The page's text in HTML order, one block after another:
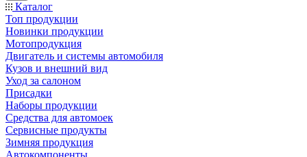
Каталог
Топ продукции
Новинки продукции
Мотопродукция
Двигатель и системы автомобиля
Кузов и внешний вид
Уход за салоном
Присадки
Наборы продукции
Средства для автомоек
Сервисные продукты
Зимняя продукция
Автокомпоненты